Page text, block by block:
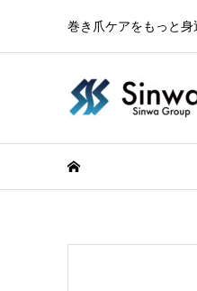
巻き爪ケアをもっと